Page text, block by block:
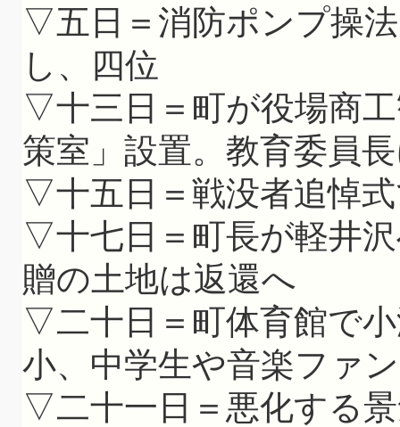
▽五日＝消防ポンプ操
し、四位
▽十三日＝町が役場商
策室」設置。教育委員
▽十五日＝戦没者追悼
▽十七日＝町長が軽井
贈の土地は返還へ
▽二十日＝町体育館で
小、中学生や音楽ファ
▽二十一日＝悪化する